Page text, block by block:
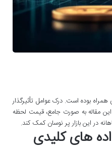
بوده است. درک عوامل تأثیرگذار
این مقاله به صورت جامع، قیمت لحظه
در این بازار پر نوسان کمک کند.